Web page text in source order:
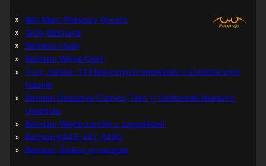
Bat-Man: Pierwszy Rycerz
Grób Batmana
Batman: Hush
Batman: Wojna Cieni
Tuzy Jokera: 13 klasycznych opowieści o zbrodniczym
klaunie
Batman Detective Comics, Tom 1: Gothamski Nokturn:
Uwertura
Batman: Wojna żartów z zagadkami
Batman #445-447, #480
Batman: Śmierć w rodzinie